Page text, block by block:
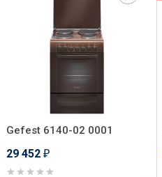
Gefest 6140-02 0001
29 452 ₽